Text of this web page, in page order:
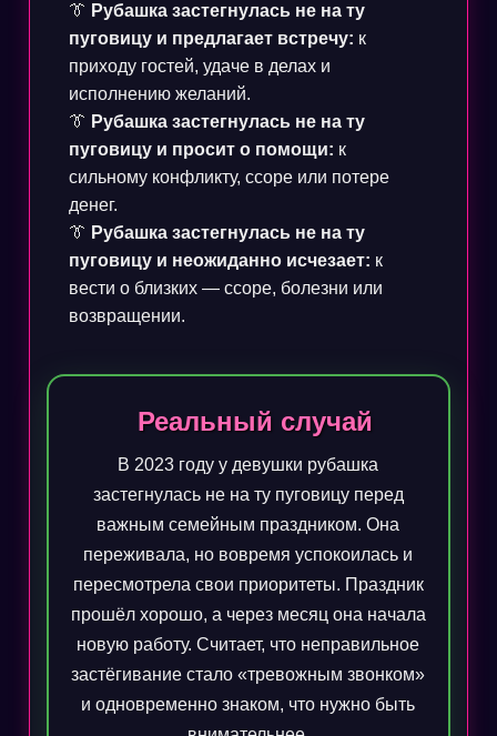
👔 Рубашка застегнулась не на ту
пуговицу и предлагает встречу: к
приходу гостей, удаче в делах и
исполнению желаний.
👔 Рубашка застегнулась не на ту
пуговицу и просит о помощи: к
сильному конфликту, ссоре или потере
денег.
👔 Рубашка застегнулась не на ту
пуговицу и неожиданно исчезает: к
вести о близких — ссоре, болезни или
возвращении.
Реальный случай
В 2023 году у девушки рубашка
застегнулась не на ту пуговицу перед
важным семейным праздником. Она
переживала, но вовремя успокоилась и
пересмотрела свои приоритеты. Праздник
прошёл хорошо, а через месяц она начала
новую работу. Считает, что неправильное
застёгивание стало «тревожным звонком»
и одновременно знаком, что нужно быть